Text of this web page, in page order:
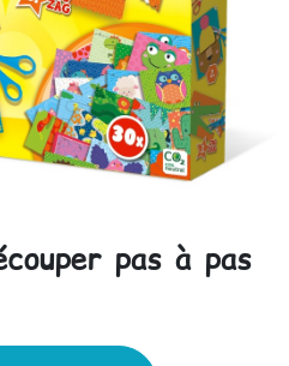
pas à pas